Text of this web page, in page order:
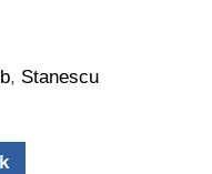
, Stanescu